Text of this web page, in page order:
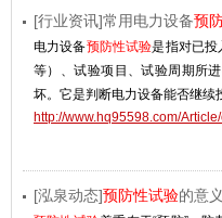
[行业资讯]常用电力设备预
电力设备预防性试验是指对已投
等）、试验项目、试验周期所
坏。它是判断电力设备能否继续
http://www.hq95598.com/
[泓泉动态]预防性试验的意